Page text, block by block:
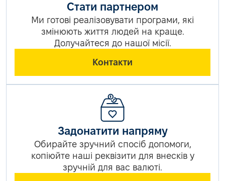
Стати партнером
Ми готові реалізовувати програми, які
змінюють життя людей на краще.
Долучайтеся до нашої місії.
Контакти
Задонатити напряму
Обирайте зручний спосіб допомоги,
копіюйте наші реквізити для внесків у
зручній для вас валюті.